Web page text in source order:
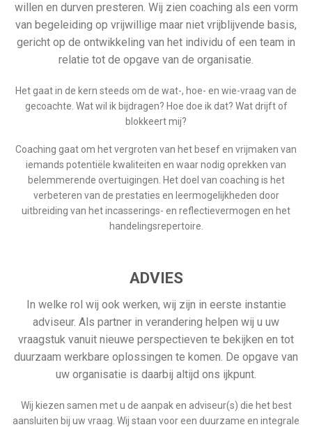
willen en durven presteren. Wij zien coaching als een vorm
van begeleiding op vrijwillige maar niet vrijblijvende basis,
gericht op de ontwikkeling van het individu of een team in
relatie tot de opgave van de organisatie.
Het gaat in de kern steeds om de wat-, hoe- en wie-vraag van de
gecoachte. Wat wil ik bijdragen? Hoe doe ik dat? Wat drijft of
blokkeert mij?
Coaching gaat om het vergroten van het besef en vrijmaken van
iemands potentiële kwaliteiten en waar nodig oprekken van
belemmerende overtuigingen. Het doel van coaching is het
verbeteren van de prestaties en leermogelijkheden door
uitbreiding van het incasserings- en reflectievermogen en het
handelingsrepertoire.
ADVIES
In welke rol wij ook werken, wij zijn in eerste instantie
adviseur. Als partner in verandering helpen wij u uw
vraagstuk vanuit nieuwe perspectieven te bekijken en tot
duurzaam werkbare oplossingen te komen. De opgave van
uw organisatie is daarbij altijd ons ijkpunt.
Wij kiezen samen met u de aanpak en adviseur(s) die het best
aansluiten bij uw vraag. Wij staan voor een duurzame en integrale